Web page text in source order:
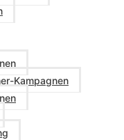
Kampagnen